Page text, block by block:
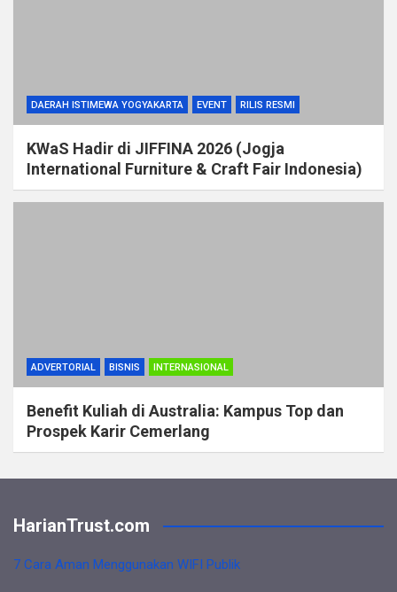
DAERAH ISTIMEWA YOGYAKARTA EVENT RILIS RESMI
KWaS Hadir di JIFFINA 2026 (Jogja
International Furniture & Craft Fair Indonesia)
ADVERTORIAL BISNIS INTERNASIONAL
Benefit Kuliah di Australia: Kampus Top dan
Prospek Karir Cemerlang
HarianTrust.com
7 Cara Aman Menggunakan WIFI Publik